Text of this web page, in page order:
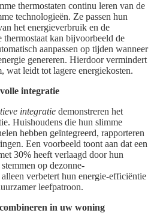
thermostaten continu leren van de
technologieën. Ze passen hun
het energieverbruik en de
kan bijvoorbeeld de
aanpassen op tijden wanneer
genereren. Hierdoor vermindert
wat leidt tot lagere energiekosten.
integratie
integratie demonstreren het
Huishoudens die hun slimme
hebben geïntegreerd, rapporteren
Een voorbeeld toont aan dat een
30% heeft verlaagd door hun
op dezonne-
verbetert hun energie-efficiëntie
leefpatroon.
in uw woning